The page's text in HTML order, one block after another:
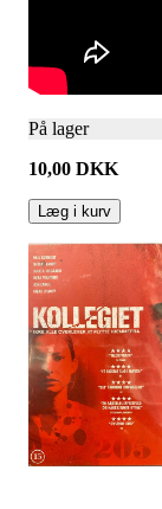
På lager
10,00 DKK
Læg i kurv